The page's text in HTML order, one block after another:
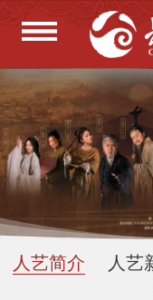
人艺简介 人艺